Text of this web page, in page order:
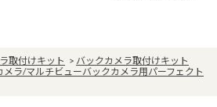
取付けキット > バックカメラ取付けキット
メラ/マルチビューバックカメラ用パーフェクト